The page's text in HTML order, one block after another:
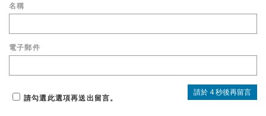
名稱
電子郵件
請勾選此選項再送出留言。